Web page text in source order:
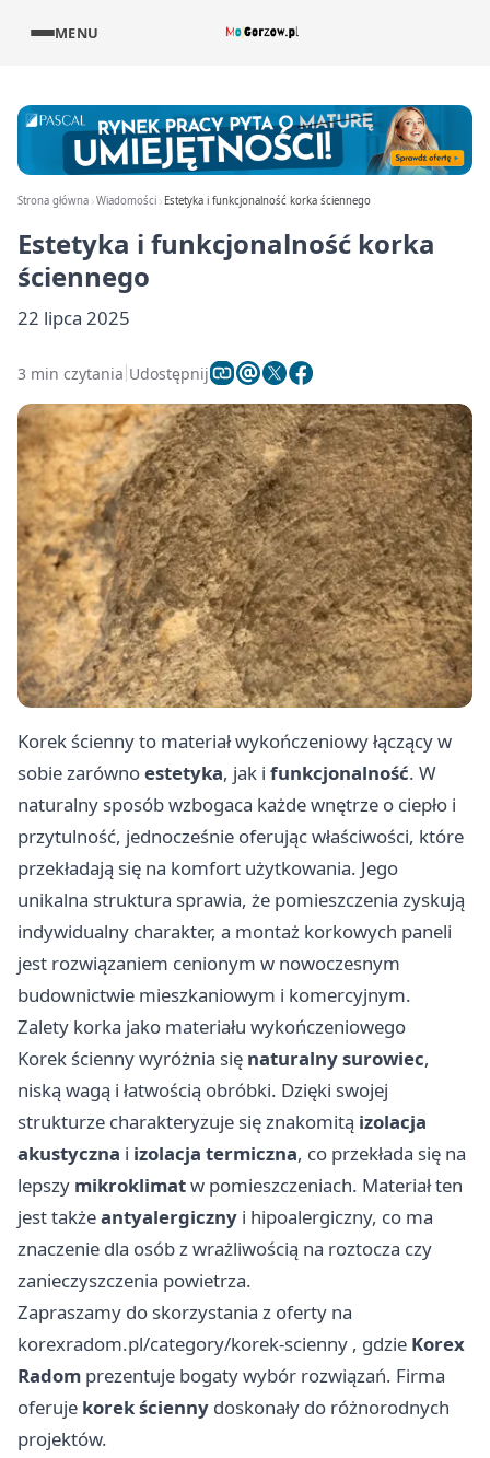
MENU
Strona główna Wiadomości Estetyka i funkcjonalność korka ściennego
Estetyka i funkcjonalność korka
ściennego
22 lipca 2025
3 min czytania Udostępnij
Korek ścienny to materiał wykończeniowy łączący w
sobie zarównoestetyka, jak i funkcjonalność. W
naturalny sposób wzbogaca każde wnętrze o ciepło i
przytulność, jednocześnie oferując właściwości, które
przekładają się na komfort użytkowania. Jego
unikalna struktura sprawia, że pomieszczenia zyskują
indywidualny charakter, a montaż korkowych paneli
jest rozwiązaniem cenionym w nowoczesnym
budownictwie mieszkaniowym i komercyjnym.
Zalety korka jako materiału wykończeniowego
Korek ścienny wyróżnia się naturalny surowiec,
niską wagą i łatwością obróbki. Dzięki swojej
strukturze charakteryzuje się znakomitą izolacja
akustyczna i izolacja termiczna, co przekłada się na
lepszy mikroklimatw pomieszczeniach. Materiał ten
jest takżeantyalergiczny i hipoalergiczny, co ma
znaczenie dla osób z wrażliwością na roztocza czy
zanieczyszczenia powietrza.
Zapraszamy do skorzystania z oferty na
korexradom.pl/category/korek-scienny , gdzie Korex
Radom prezentuje bogaty wybór rozwiązań. Firma
oferuje korek ścienny doskonały do różnorodnych
projektów.